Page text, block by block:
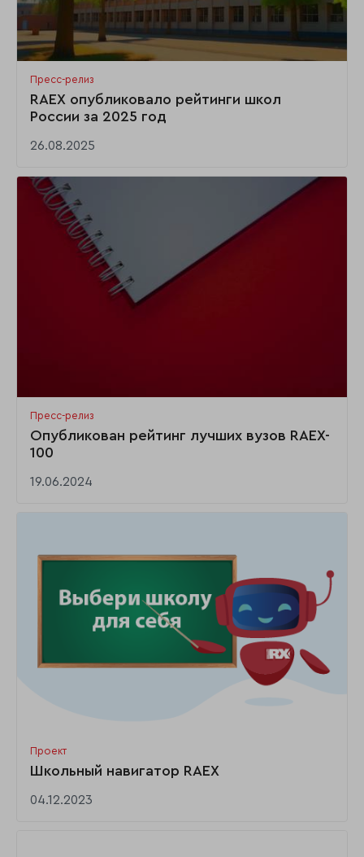
Пресс-релиз
RAEX опубликовало рейтинги школ
России за 2025 год
26.08.2025
Пресс-релиз
Опубликован рейтинг лучших вузов RAEX-
100
19.06.2024
Проект
Школьный навигатор RAEX
04.12.2023